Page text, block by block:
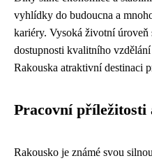
vyhlídky do budoucna a
kariéry. Vysoká životní úroveň
dostupnosti kvalitního
Rakouska atraktivní destinaci
Pracovní příležitosti
Rakousko je známé svou